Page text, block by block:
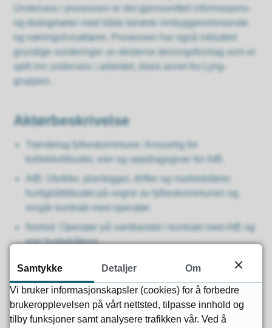
Underveis i prosessen er det gjennomført informasjons-
og dialogmøter med både berørte innbyggere/reisende
og næringslivsaktører. Prosessen har også inkludert
grundige vurderinger av eksterne løsningsforslag som er
spilt inn underveis i arbeidet, blant annet fra Lyng-
gruppen.
Aktørbeskrivelse
Trøndelag fylkeskommune: Ansvarlig for
kollektivtilbudet, eier og oppdragsgiver for AtB.
AtB: Utvikler, planlegger, drifter og markedsfører
hurtigbåttilbudet på vegne av fylkeskommunen og
inngår kontrakt med operatør.
Norled: Operatør på sambandet i kontrakt med AtB og
eier hurtigbåtene.
Vanvikan og deleier i Trondheim Havn.
Trondheim Havn IKS: Eier og vedlikeholder dagens
kaianlegg i Vanvikan.
Samtykke Detaljer Om
Vi bruker informasjonskapsler (cookies) for å forbedre
brukeropplevelsen på vårt nettsted, tilpasse innhold og
tilby funksjoner samt analysere trafikken vår. Ved å